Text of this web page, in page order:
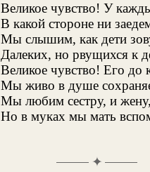
Великое чувство! У
В какой стороне ни
Мы слышим, как дети
Далеких, но рвущихся к
Великое чувство! Его до
Мы живо в душе
Мы любим сестру, и
Но в муках мы мать
✦